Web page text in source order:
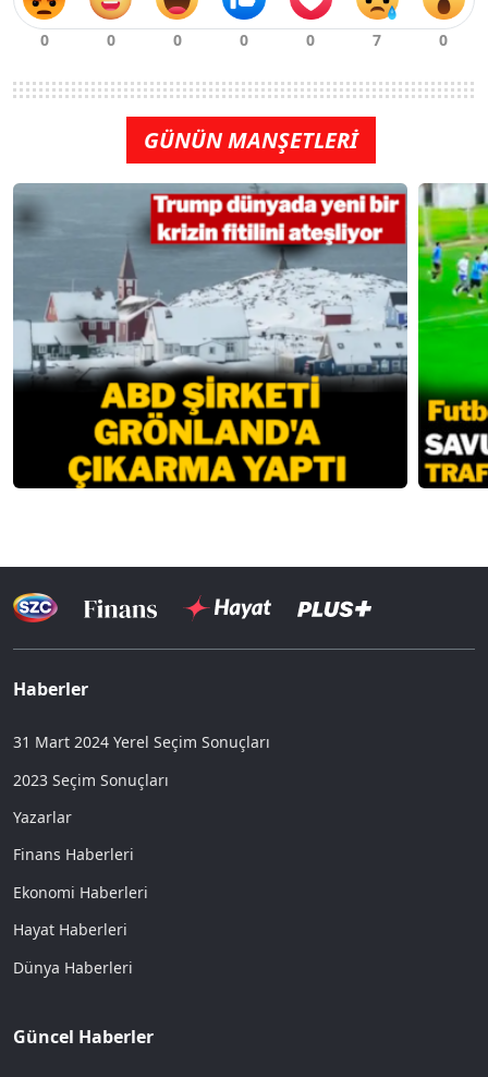
GÜNÜN MANŞETLERİ
Haberler
31 Mart 2024 Yerel Seçim Sonuçları
2023 Seçim Sonuçları
Yazarlar
Finans Haberleri
Ekonomi Haberleri
Hayat Haberleri
Dünya Haberleri
Güncel Haberler